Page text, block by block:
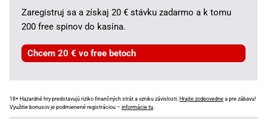
Zaregistruj sa a získaj 20 € stávku zadarmo a k tomu
200 free spinov do kasína.
Chcem 20 € vo free betoch
18+ Hazardné hry predstavujú riziko finančných strát a vzniku závislosti. Hrajte zodpovedne a pre zábavu!
Využitie bonusov je podmienené registráciou – informácie tu